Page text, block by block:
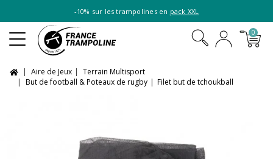
-10% sur les trampolines en pack XXL
0
Aire de Jeux
Terrain Multisport
But de football & Poteaux de rugby
Filet but de tchoukball